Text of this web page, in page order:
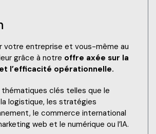
votre entreprise et vous-même au
grâce à notre offre axée sur la
l’efficacité opérationnelle.
thématiques clés telles que le
logistique, les stratégies
le commerce international
web et le numérique ou l’IA.